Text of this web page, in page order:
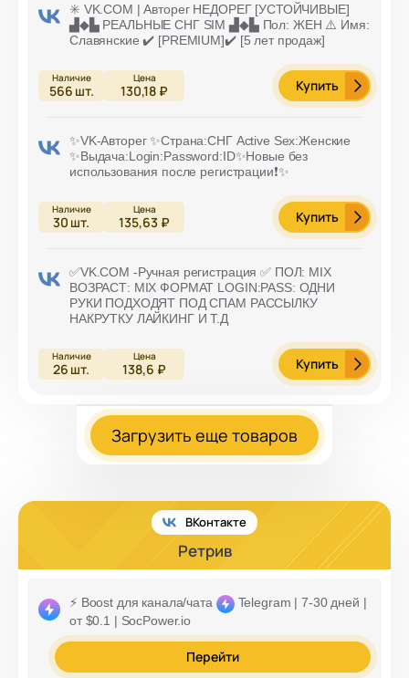
✳️​ VK.COM | Авторег НЕДОРЕГ [УСТОЙЧИВЫЕ]
▟︎◆︎▙︎ РЕАЛЬНЫЕ СНГ SIM ▟︎◆︎▙︎ Пол: ЖЕН ⚠️ Имя:
Славянские ✔️ [PREMIUM]✔️ [5 лет продаж]
566 шт. 130,18 ₽ Купить
✨VK-Авторег ✨Страна:СНГ Active Sex:Женские
✨Выдача:Login:Password:ID✨Новые без
использования после регистрации❗️✨
30 шт. 135,63 ₽ Купить
✅VK.COM -Ручная регистрация ✅ ПОЛ: MIX
ВОЗРАСТ: MIX ФОРМАТ LOGIN:PASS: ОДНИ
РУКИ ПОДХОДЯТ ПОД СПАМ РАССЫЛКУ
НАКРУТКУ ЛАЙКИНГ И Т.Д
26 шт. 138,6 ₽ Купить
Загрузить еще товаров
ВКонтакте
Ретрив
⚡️ Boost для канала/чата
Telegram | 7-30 дней |
от $0.1 | SocPower.io
Перейти